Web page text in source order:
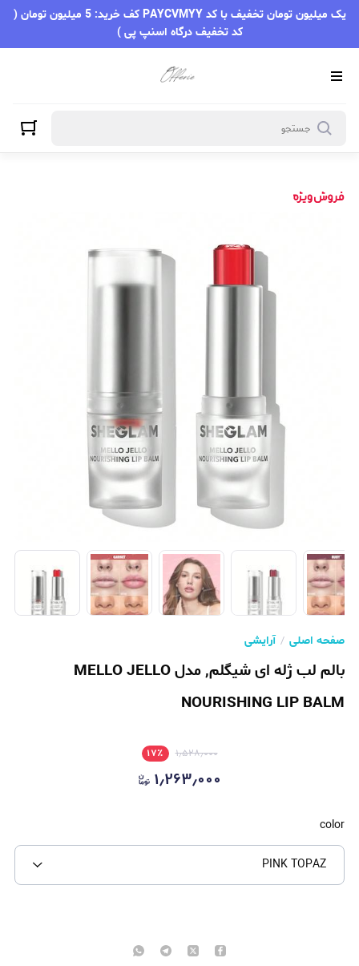
یک میلیون تومان تخفیف با کد PAYCVMYY کف خرید: 5 میلیون تومان (
کد تخفیف درگاه اسنپ پی )
صفحه اصلی آرایشی
بالم لب ژله ای شیگلم, مدل MELLO JELLO
NOURISHING LIP BALM
۱٫۵۲۸٫۰۰۰ ۱۷٪
۱٫۲۶۳٫۰۰۰
color
PINK TOPAZ